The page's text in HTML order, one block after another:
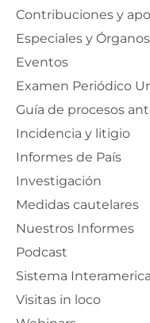
Contribuciones y
Especiales y
Eventos
Examen Periódico
Guía de procesos
Incidencia y litigio
Informes de País
Investigación
Medidas cautelares
Nuestros Informes
Podcast
Sistema
Visitas in loco